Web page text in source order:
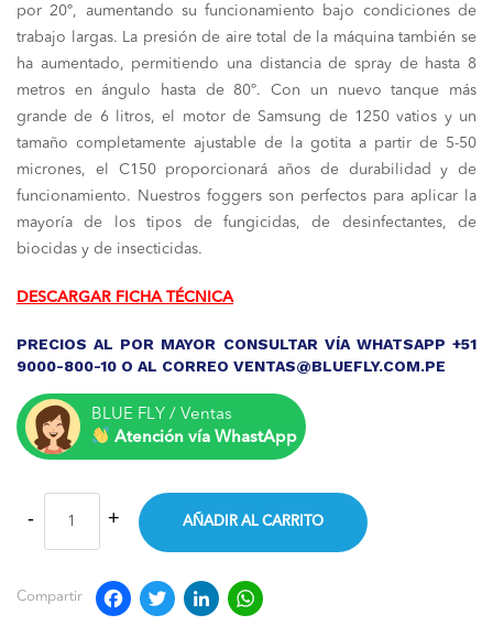
era:
S/ 3,200.00.
es:
S/
por 20º, aumentando su funcionamiento bajo condiciones de
trabajo largas. La presión de aire total de la máquina también se
ha aumentado, permitiendo una distancia de spray de hasta 8
metros en ángulo hasta de 80º. Con un nuevo tanque más
grande de 6 litros, el motor de Samsung de 1250 vatios y un
tamaño completamente ajustable de la gotita a partir de 5-50
micrones, el C150 proporcionará años de durabilidad y de
funcionamiento. Nuestros foggers son perfectos para aplicar la
mayoría de los tipos de fungicidas, de desinfectantes, de
biocidas y de insecticidas.
DESCARGAR FICHA TÉCNICA
PRECIOS AL POR MAYOR CONSULTAR VÍA WHATSAPP +51
9000-800-10 O AL CORREO VENTAS@BLUEFLY.COM.PE
BLUE FLY / Ventas
Atención vía WhastApp
AÑADIR AL CARRITO
Compartir Facebook
TwitterLinkedIn